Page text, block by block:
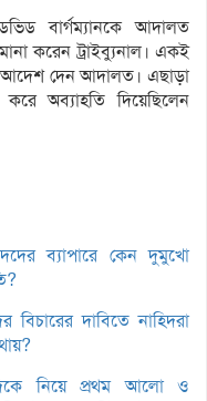
বার্গম্যানকে আদালত
করেন ট্রাইব্যুনাল। একই
আদেশ দেন আদালত। এছাড়া
অব্যাহতি দিয়েছিলেন
ব্যাপারে কেন দুমুখো
বিচারের দাবিতে নাহিদরা
নিয়ে প্রথম আলো ও